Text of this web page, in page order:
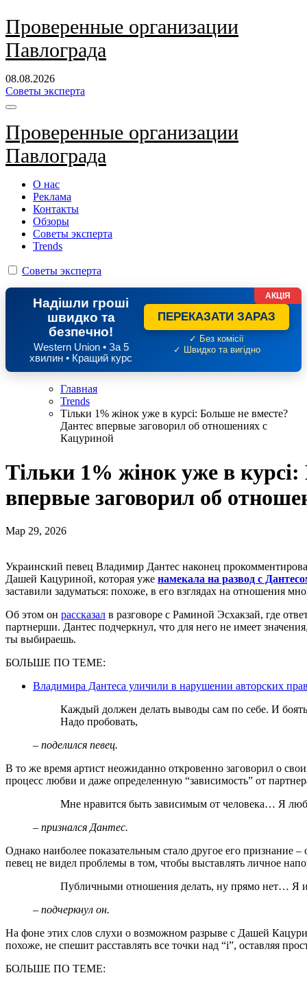
Перейти
к
содержанию
Проверенные организации
Павлограда
08.08.2026
Советы эксперта
Проверенные организации
Павлограда
О нас
Реклама
Контакты
Обзоры
Советы эксперта
Trends
Советы эксперта
Надішли гроші
швидко та
безпечно!
Western Union • За 5
хвилин • Кращий курс
ПЕРЕКАЗАТИ ЗАРАЗ
✓ Без комісії
✓ Швидко та вигідно
АКЦІЯ
Главная
Trends
Тільки 1% жінок уже в курсі: Больше не вместе?
Дантес впервые заговорил об отношениях с
Кацуриной
Тільки 1% жінок уже в
впервые заговорил об
Мар 29, 2026
Украинский певец Владимир Дантес наконец прокомментировал свою личную жизнь на фоне слухов о разрыве с
Дашей Кацуриной, которая уже намекала на развод с
заставили задуматься: похоже, в его взглядах на отношения
Об этом он рассказал в разговоре с Раминой Эсхакзай, где
партнерши. Дантес подчеркнул, что для него не имеет
ты выбираешь.
БОЛЬШЕ ПО ТЕМЕ:
Владимира Дантеса уличили в нарушении авторских
Каждый должен делать выводы сам по себе. И бояться чего-то… Ты же выбираешь человека…
Надо пробовать,
– поделился певец.
В то же время артист неожиданно откровенно заговорил о
процесс любви и даже определенную “зависимость” от
Мне нравится быть зависимым от человека… Я
– признался Дантес.
Однако наиболее показательным стало другое его
певец не видел проблемы в том, чтобы выставлять личное
Публичными отношения делать, ну прямо нет… Я
– подчеркнул он.
На фоне этих слов слухи о возможном разрыве с Дашей
похоже, не спешит расставлять все точки над “i”, оставляя
БОЛЬШЕ ПО ТЕМЕ: